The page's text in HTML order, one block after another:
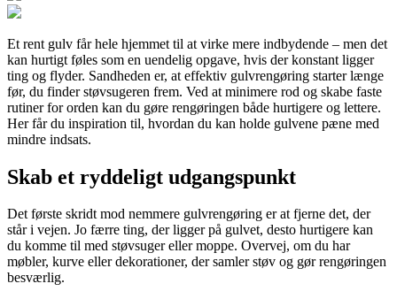
Et rent gulv får hele hjemmet til at virke mere indbydende – men det
kan hurtigt føles som en uendelig opgave, hvis der konstant ligger
ting og flyder. Sandheden er, at effektiv gulvrengøring starter længe
før, du finder støvsugeren frem. Ved at minimere rod og skabe faste
rutiner for orden kan du gøre rengøringen både hurtigere og lettere.
Her får du inspiration til, hvordan du kan holde gulvene pæne med
mindre indsats.
Skab et ryddeligt udgangspunkt
Det første skridt mod nemmere gulvrengøring er at fjerne det, der
står i vejen. Jo færre ting, der ligger på gulvet, desto hurtigere kan
du komme til med støvsuger eller moppe. Overvej, om du har
møbler, kurve eller dekorationer, der samler støv og gør rengøringen
besværlig.